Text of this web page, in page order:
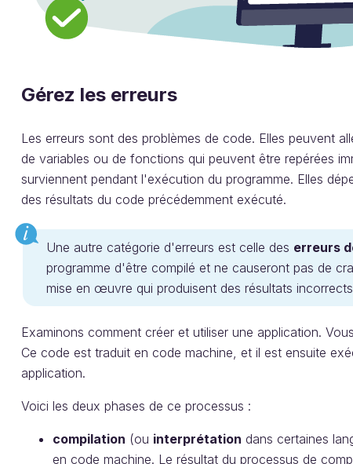
Gérez les erreurs
Les erreurs sont des problèmes de code. Elles peuvent
de variables ou de fonctions qui peuvent être repérées
surviennent pendant l'exécution du programme. Elles
des résultats du code précédemment exécuté.
Une autre catégorie d'erreurs est celle des erreurs
programme d'être compilé et ne causeront pas de
mise en œuvre qui produisent des résultats
Examinons comment créer et utiliser une application.
Ce code est traduit en code machine, et il est ensuite
application.
Voici les deux phases de ce processus :
compilation (ou interprétation dans certaines
en code machine. Le résultat du processus de